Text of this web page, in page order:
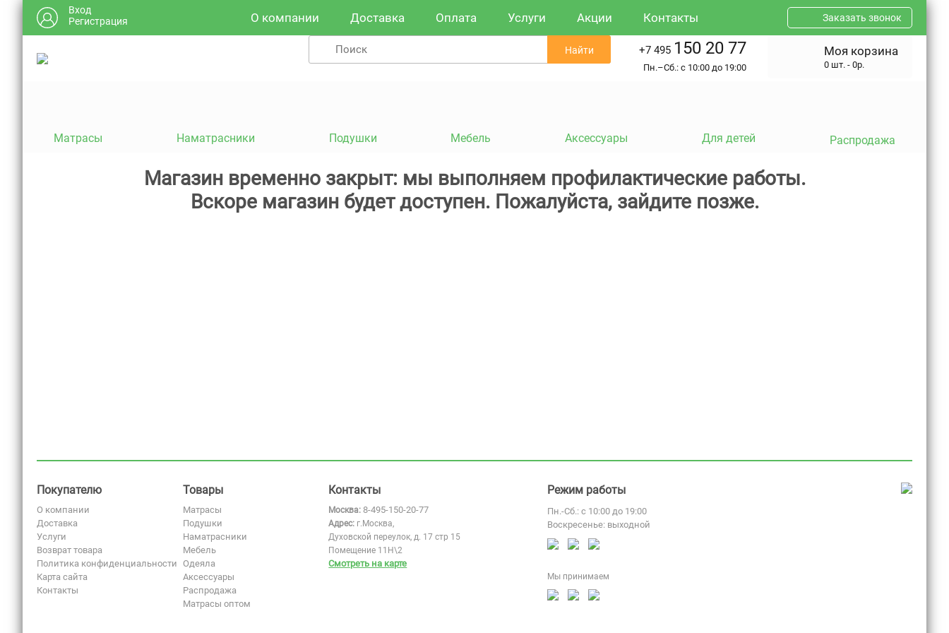
Вход
Регистрация
О компании Доставка Оплата Услуги Акции Контакты Заказать звонок
Найти +7 495 150 20 77
Пн.–Сб.: с 10:00 до 19:00
Моя корзина
0 шт. - 0р.
Матрасы Наматрасники Подушки Мебель Аксессуары Для детей Распродажа
Магазин временно закрыт: мы выполняем профилактические работы.
Вскоре магазин будет доступен. Пожалуйста, зайдите позже.
Покупателю
О компании
Доставка
Услуги
Возврат товара
Политика конфиденциальности
Карта сайта
Контакты
Товары
Матрасы
Подушки
Наматрасники
Мебель
Одеяла
Аксессуары
Распродажа
Матрасы оптом
Контакты
Москва: 8-495-150-20-77
Адрес: г.Москва,
Духовской переулок, д. 17 стр 15
Помещение 11Н\2
Смотреть на карте
Режим работы
Пн.-Сб.: с 10:00 до 19:00
Воскресенье: выходной
Мы принимаем